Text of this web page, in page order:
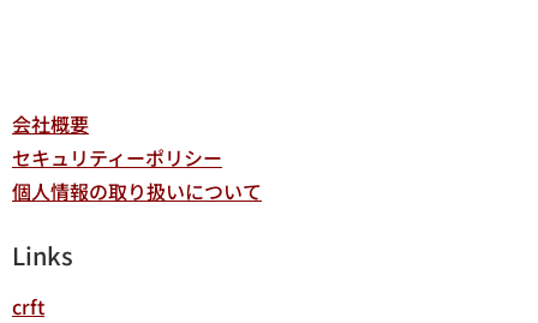
会社概要
セキュリティーポリシー
個人情報の取り扱いについて
Links
crft